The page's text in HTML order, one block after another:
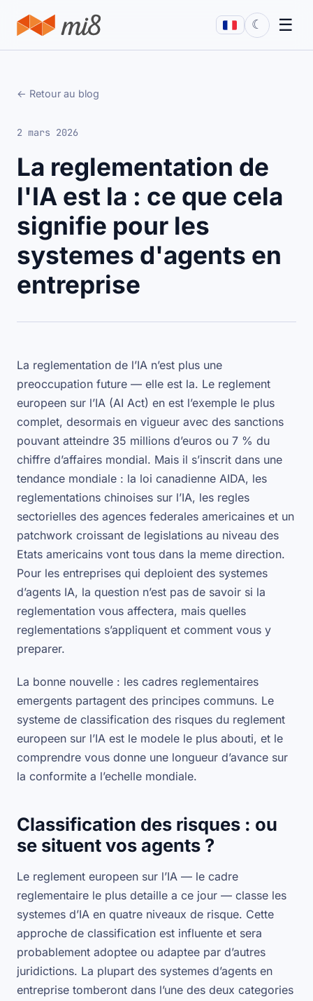
☰
☾
← Retour au blog
2 mars 2026
La reglementation de
l'IA est la : ce que cela
signifie pour les
systemes d'agents en
entreprise
La reglementation de l’IA n’est plus une
preoccupation future — elle est la. Le reglement
europeen sur l’IA (AI Act) en est l’exemple le plus
complet, desormais en vigueur avec des sanctions
pouvant atteindre 35 millions d’euros ou 7 % du
chiffre d’affaires mondial. Mais il s’inscrit dans une
tendance mondiale : la loi canadienne AIDA, les
reglementations chinoises sur l’IA, les regles
sectorielles des agences federales americaines et un
patchwork croissant de legislations au niveau des
Etats americains vont tous dans la meme direction.
Pour les entreprises qui deploient des systemes
d’agents IA, la question n’est pas de savoir si la
reglementation vous affectera, mais quelles
reglementations s’appliquent et comment vous y
preparer.
La bonne nouvelle : les cadres reglementaires
emergents partagent des principes communs. Le
systeme de classification des risques du reglement
europeen sur l’IA est le modele le plus abouti, et le
comprendre vous donne une longueur d’avance sur
la conformite a l’echelle mondiale.
Classification des risques : ou
se situent vos agents ?
Le reglement europeen sur l’IA — le cadre
reglementaire le plus detaille a ce jour — classe les
systemes d’IA en quatre niveaux de risque. Cette
approche de classification est influente et sera
probablement adoptee ou adaptee par d’autres
juridictions. La plupart des systemes d’agents en
entreprise tomberont dans l’une des deux categories